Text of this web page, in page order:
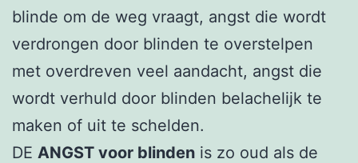
blinde om de weg vraagt, angst die wordt
verdrongen door blinden te overstelpen
met overdreven veel aandacht, angst die
wordt verhuld door blinden belachelijk te
maken of uit te schelden.
DE ANGST voor blinden is zo oud als de